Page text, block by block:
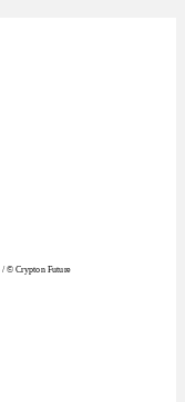
/ © Crypton Future